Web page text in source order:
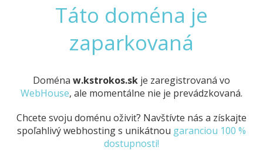
Táto doména je
zaparkovaná
Doména w.kstrokos.sk je zaregistrovaná vo
WebHouse, ale momentálne nie je prevádzkovaná.
Chcete svoju doménu oživiť? Navštívte nás a získajte
spoľahlivý webhosting s unikátnou garanciou 100 %
dostupnosti!